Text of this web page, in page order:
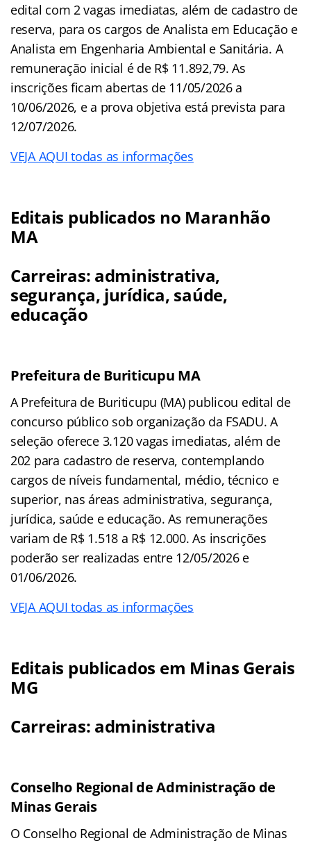
edital com 2 vagas imediatas, além de cadastro de
reserva, para os cargos de Analista em Educação e
Analista em Engenharia Ambiental e Sanitária. A
remuneração inicial é de R$ 11.892,79. As
inscrições ficam abertas de 11/05/2026 a
10/06/2026, e a prova objetiva está prevista para
12/07/2026.
VEJA AQUI todas as informações
Editais publicados no Maranhão
MA
Carreiras: administrativa,
segurança, jurídica, saúde,
educação
Prefeitura de Buriticupu MA
A Prefeitura de Buriticupu (MA) publicou edital de
concurso público sob organização da FSADU. A
seleção oferece 3.120 vagas imediatas, além de
202 para cadastro de reserva, contemplando
cargos de níveis fundamental, médio, técnico e
superior, nas áreas administrativa, segurança,
jurídica, saúde e educação. As remunerações
variam de R$ 1.518 a R$ 12.000. As inscrições
poderão ser realizadas entre 12/05/2026 e
01/06/2026.
VEJA AQUI todas as informações
Editais publicados em Minas Gerais
MG
Carreiras: administrativa
Conselho Regional de Administração de
Minas Gerais
O Conselho Regional de Administração de Minas